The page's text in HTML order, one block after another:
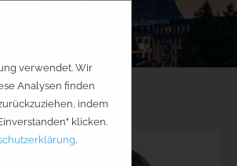
verwendet. Wir
Analysen finden
indem
klicken.
.